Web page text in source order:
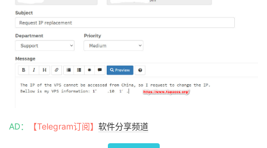
AD： 【Telegram订阅】 软件分享频道